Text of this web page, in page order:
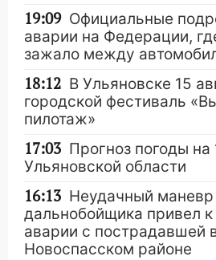
19:09 Официальные
аварии на Федерации,
зажало между
18:12 В Ульяновске 15
городской фестиваль
пилотаж»
17:03 Прогноз погоды на
Ульяновской области
16:13 Неудачный маневр
дальнобойщика привел
аварии с пострадавшей
Новоспасском районе